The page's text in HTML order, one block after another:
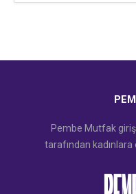
Pembe Mutfak
tarafından